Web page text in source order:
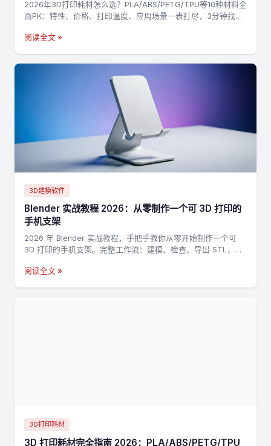
2026年3D打印耗材怎么选？PLA/ABS/PETG/TPU等10种材料全
面PK：特性、价格、打印温度、应用场景一表打尽，3分钟找到
阅读全文 »
3D建模软件
Blender 实战教程 2026：从零制作一个可 3D 打印的
手机支架
2026 年 Blender 实战教程，手把手教你从零开始制作一个可
3D 打印的手机支架。完整工作流：建模、检查、导出 STL，适
阅读全文 »
3D打印耗材
3D 打印耗材完全指南 2026：PLA/ABS/PETG/TPU